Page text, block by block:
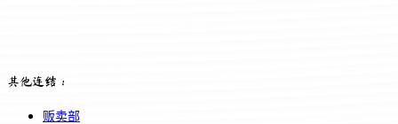
其他连结：
贩卖部